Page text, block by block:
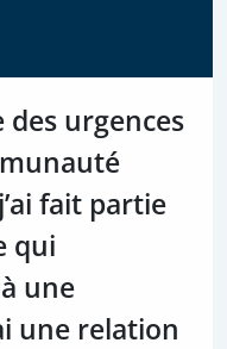
des urgences
fait partie
qui
une
une relation